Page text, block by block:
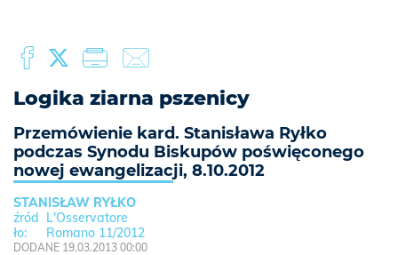
Logika ziarna pszenicy
Przemówienie kard. Stanisława Ryłko
podczas Synodu Biskupów poświęconego
nowej ewangelizacji, 8.10.2012
STANISŁAW RYŁKO
L'Osservatore
Romano 11/2012
DODANE 19.03.2013 00:00